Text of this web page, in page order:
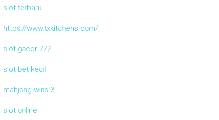
slot terbaru
https://www.txkitchens.com/
slot gacor 777
slot bet kecil
mahjong wins 3
slot online